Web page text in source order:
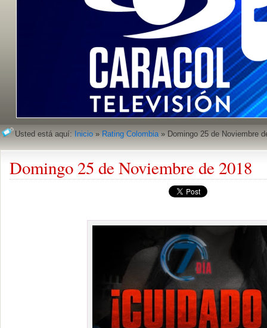
Usted está aquí: Inicio » Rating Colombia» Domingo 25 de Noviembre
Domingo 25 de Noviembre de 2018